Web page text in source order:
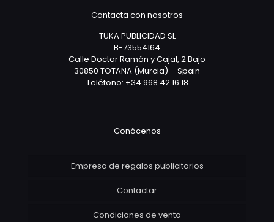
Contacta con nosotros
TUKA PUBLICIDAD SL
B-73554164
Calle Doctor Ramón y Cajal, 2 Bajo
30850 TOTANA (Murcia) – Spain
Teléfono: +34 968 42 16 18
Conócenos
Empresa de regalos publicitarios
Contactar
Condiciones de venta